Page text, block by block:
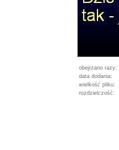
obejrzano razy:
data dodania:
wielkość pliku:
rozdzielczość: